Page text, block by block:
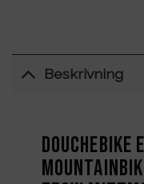
Beskrivning